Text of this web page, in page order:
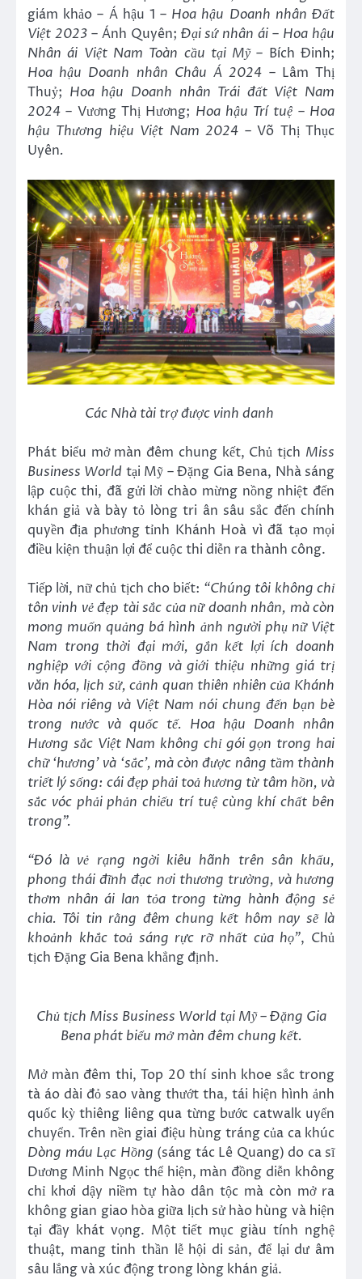
giám khảo – Á hậu 1 – Hoa hậu Doanh nhân Đất
Việt 2023– Ánh Quyên; Đại sứ nhân ái– Hoa hậu
Nhân ái Việt Nam Toàn cầu tại Mỹ– Bích Đinh;
Hoa hậu Doanh nhân Châu Á 2024 – Lâm Thị
Thuỷ; Hoa hậu Doanh nhân Trái đất Việt Nam
2024 – Vương Thị Hương; Hoa hậu Trí tuệ –Hoa
hậu Thương hiệu Việt Nam 2024 – Võ Thị Thục
Uyên.
Các Nhà tài trợ được vinh danh
Phát biểu mở màn đêm chung kết, Chủ tịch Miss
Business World tại Mỹ – Đặng Gia Bena, Nhà sáng
lập cuộc thi, đã gửi lời chào mừng nồng nhiệt đến
khán giả và bày tỏ lòng tri ân sâu sắc đến chính
quyền địa phương tỉnh Khánh Hoà vì đã tạo mọi
điều kiện thuận lợi để cuộc thi diễn ra thành công.
Tiếp lời, nữ chủ tịch cho biết: “Chúng tôi không chỉ
tôn vinh vẻ đẹp tài sắc của nữ doanh nhân, mà còn
mong muốn quảng bá hình ảnh người phụ nữ Việt
Nam trong thời đại mới, gắn kết lợi ích doanh
nghiệp với cộng đồng và giới thiệu những giá trị
văn hóa, lịch sử, cảnh quan thiên nhiên của Khánh
Hòa nói riêng và Việt Nam nói chung đến bạn bè
trong nước và quốc tế. Hoa hậu Doanh nhân
Hương sắc Việt Nam không chỉ gói gọn trong hai
chữ ‘hương’ và ‘sắc’, mà còn được nâng tầm thành
triết lý sống: cái đẹp phải toả hương từ tâm hồn, và
sắc vóc phải phản chiếu trí tuệ cùng khí chất bên
trong”.
“Đó là vẻ rạng ngời kiêu hãnh trên sân khấu,
phong thái đĩnh đạc nơi thương trường, và hương
thơm nhân ái lan tỏa trong từng hành động sẻ
chia. Tôi tin rằng đêm chung kết hôm nay sẽ là
khoảnh khắc toả sáng rực rỡ nhất của họ”, Chủ
tịch Đặng Gia Bena khẳng định.
Chủ tịch Miss Business World tại Mỹ– Đặng Gia
Bena phát biểu mở màn đêm chung kết.
Mở màn đêm thi, Top 20 thí sinh khoe sắc trong
tà áo dài đỏ sao vàng thướt tha, tái hiện hình ảnh
quốc kỳ thiêng liêng qua từng bước catwalk uyển
chuyển. Trên nền giai điệu hùng tráng của ca khúc
Dòng máu Lạc Hồng (sáng tác Lê Quang) do ca sĩ
Dương Minh Ngọc thể hiện, màn đồng diễn không
chỉ khơi dậy niềm tự hào dân tộc mà còn mở ra
không gian giao hòa giữa lịch sử hào hùng và hiện
tại đầy khát vọng. Một tiết mục giàu tính nghệ
thuật, mang tinh thần lễ hội di sản, để lại dư âm
sâu lắng và xúc động trong lòng khán giả.